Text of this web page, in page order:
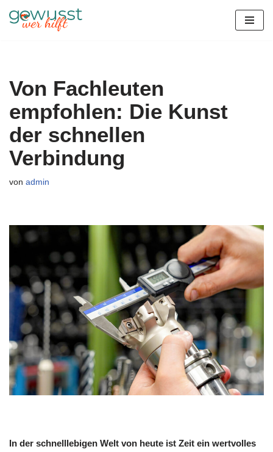
Von Fachleuten
empfohlen: Die Kunst
der schnellen
Verbindung
von admin
In der schnelllebigen Welt von heute ist Zeit ein wertvolles